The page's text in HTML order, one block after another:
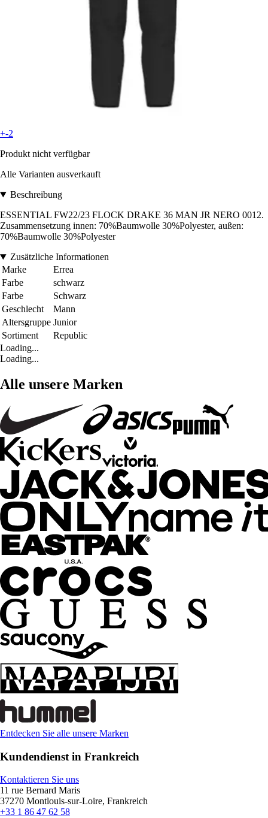
+-2
Produkt nicht verfügbar
Alle Varianten ausverkauft
Beschreibung
ESSENTIAL FW22/23 FLOCK DRAKE 36 MAN JR NERO 0012.
Zusammensetzung innen: 70%Baumwolle 30%Polyester, außen:
70%Baumwolle 30%Polyester
Zusätzliche Informationen
Marke
Errea
Farbe
schwarz
Farbe
Schwarz
Geschlecht
Mann
Altersgruppe Junior
Sortiment
Republic
Loading...
Loading...
Alle unsere Marken
Entdecken Sie alle unsere Marken
Kundendienst in Frankreich
Kontaktieren Sie uns
11 rue Bernard Maris
37270 Montlouis-sur-Loire, Frankreich
+33 1 86 47 62 58